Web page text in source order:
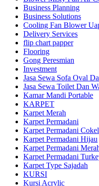
Business Planning
Business Solutions
Cooling Fan Blower
Delivery Services
flip chart papper
Flooring
Gong Peresmian
Investment
Jasa Sewa Sofa Oval
Jasa Sewa Toilet Dan
Kamar Mandi Portable
KARPET
Karpet Merah
Karpet Permadani
Karpet Permadani
Karpet Permadani Hijau
Karpet Permadani
Karpet Permadani
Karpet Type Sajadah
KURSI
Kursi Acrylic